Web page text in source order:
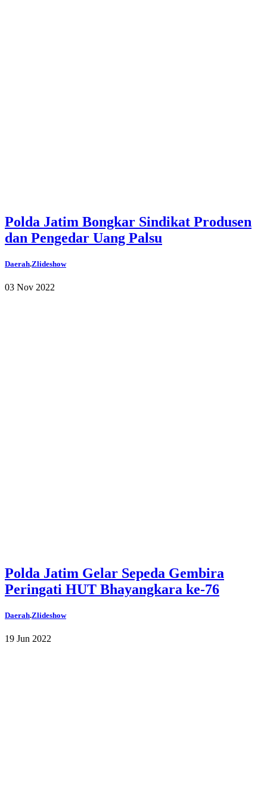
Polda Jatim Bongkar Sindikat Produsen
dan Pengedar Uang Palsu
Daerah.Zlideshow
03 Nov 2022
Polda Jatim Gelar Sepeda Gembira
Peringati HUT Bhayangkara ke-76
Daerah.Zlideshow
19 Jun 2022